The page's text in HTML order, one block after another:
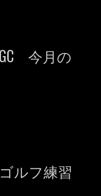
今月の
ルフ練習